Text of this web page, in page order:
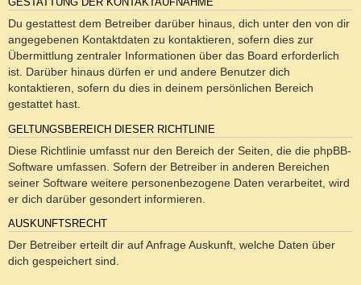
GESTATTUNG DER KONTAKTAUFNAHME
Du gestattest dem Betreiber darüber hinaus, dich unter den von dir
angegebenen Kontaktdaten zu kontaktieren, sofern dies zur
Übermittlung zentraler Informationen über das Board erforderlich
ist. Darüber hinaus dürfen er und andere Benutzer dich
kontaktieren, sofern du dies in deinem persönlichen Bereich
gestattet hast.
GELTUNGSBEREICH DIESER RICHTLINIE
Diese Richtlinie umfasst nur den Bereich der Seiten, die die phpBB-
Software umfassen. Sofern der Betreiber in anderen Bereichen
seiner Software weitere personenbezogene Daten verarbeitet, wird
er dich darüber gesondert informieren.
AUSKUNFTSRECHT
Der Betreiber erteilt dir auf Anfrage Auskunft, welche Daten über
dich gespeichert sind.